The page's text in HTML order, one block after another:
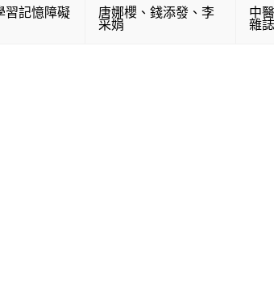
習記憶障礙
唐娜櫻 、 錢添發 、 李
采娟
中
雜誌